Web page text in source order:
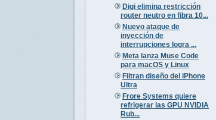
Digi elimina restricción
router neutro en fibra 10...
Nuevo ataque de
inyección de
interrupciones logra ...
Meta lanza Muse Code
para macOS y Linux
Filtran diseño del iPhone
Ultra
Frore Systems quiere
refrigerar las GPU NVIDIA
Rub...